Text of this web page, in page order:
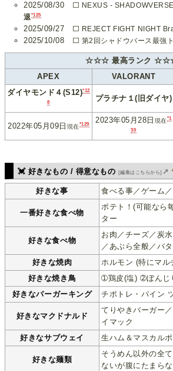
2025/08/30 ⬜ NEXUS -
退*125
2025/09/27 ⬜ REJECT FIGHT NIGHT
2025/10/08 ⬜ 第2回シャドウバース最強
☆☆☆ 最高ランク
APEX
VALORANT
ダイヤモンド４(S12)*12
8
プラチナ１(旧ダイヤ)
2022年05月09日 現在*129 2023年05月28日 現在*1
30
💓 好きなもの / 得意なもの [編集はこちらから] ➚
好きな事 食べる事／ゲーム
一番好きな食べ物
ポテト！(可能なら
ター
好きな食べ物
お肉／チーズ／炭
／あぶら全般／バ
好きな焼肉
ホルモン (特にマル
好きな焼き鳥
➀鶏皮(塩) ➁ぼんじ
好きなバーガーキング
チポトレ・パイン
好きなマクドナルド
てりやきバーガー
イマック
好きなサブウェイ
生ハム＆マスカルポ
好きな麺類
そうめん以外の全
ないが腹にたまら